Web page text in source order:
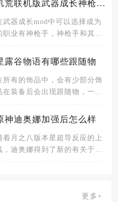
饥荒联机版武器成长神枪手有哪些能力
武器成长mod中可以选择成为
职业有神枪手，神枪手和其他
取
露谷物语有哪些跟随物
所有的饰品中，会有少部分饰
在装备后会出现跟随物，一共
鹦鹉
神迪奥娜加强后怎么样
着月之八版本星超导反应的上
，迪奥娜得到了新的有关于星
更多+